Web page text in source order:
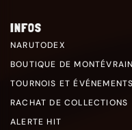
INFOS
NARUTODEX
BOUTIQUE DE MONTÉVRAIN
TOURNOIS ET
RACHAT DE COLLECTIONS
ALERTE HIT